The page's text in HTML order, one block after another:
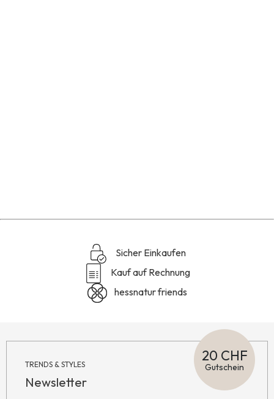
Sicher Einkaufen
Kauf auf Rechnung
hessnatur friends
TRENDS & STYLES
Newsletter
20 CHF
Gutschein